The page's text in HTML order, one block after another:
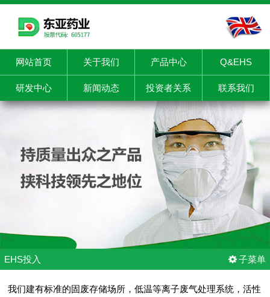
网站首页 关于我们 产品中心 Q&EHS
研发中心 新闻动态 投资者关系 联系我们
EHS投入 子菜单
我们建有标准的固废存储场所，低温等离子废气处理系统，活性